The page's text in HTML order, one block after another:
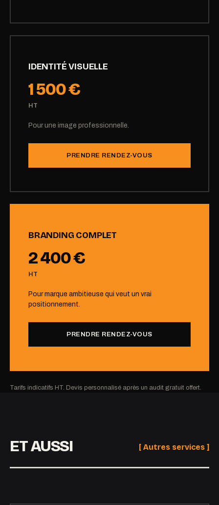
IDENTITÉ VISUELLE
1 500 €
HT
Pour une image professionnelle.
PRENDRE RENDEZ-VOUS
BRANDING COMPLET
2 400 €
HT
Pour marque ambitieuse qui veut un vrai
positionnement.
PRENDRE RENDEZ-VOUS
Tarifs indicatifs HT. Devis personnalisé après un audit gratuit offert.
ET AUSSI [ Autres services ]